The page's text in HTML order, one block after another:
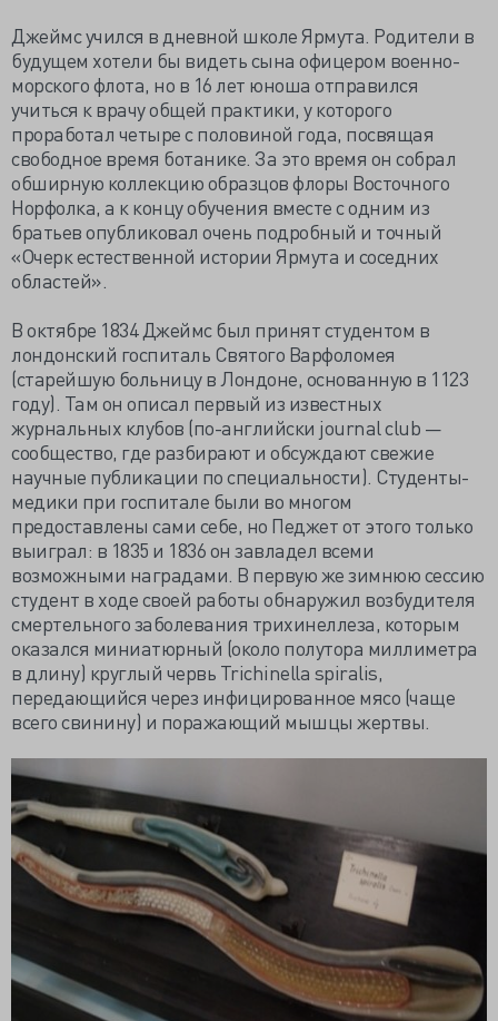
Джеймс учился в дневной школе Ярмута. Родители в
будущем хотели бы видеть сына офицером военно-
морского флота, но в 16 лет юноша отправился
учиться к врачу общей практики, у которого
проработал четыре с половиной года, посвящая
свободное время ботанике. За это время он собрал
обширную коллекцию образцов флоры Восточного
Норфолка, а к концу обучения вместе с одним из
братьев опубликовал очень подробный и точный
«Очерк естественной истории Ярмута и соседних
областей».
В октябре 1834 Джеймс был принят студентом в
лондонский госпиталь Святого Варфоломея
(старейшую больницу в Лондоне, основанную в 1123
году). Там он описал первый из известных
журнальных клубов (по-английски journal club —
сообщество, где разбирают и обсуждают свежие
научные публикации по специальности). Студенты-
медики при госпитале были во многом
предоставлены сами себе, но Педжет от этого только
выиграл: в 1835 и 1836 он завладел всеми
возможными наградами. В первую же зимнюю сессию
студент в ходе своей работы обнаружил возбудителя
смертельного заболевания трихинеллеза, которым
оказался миниатюрный (около полутора миллиметра
в длину) круглый червь Trichinella spiralis,
передающийся через инфицированное мясо (чаще
всего свинину) и поражающий мышцы жертвы.